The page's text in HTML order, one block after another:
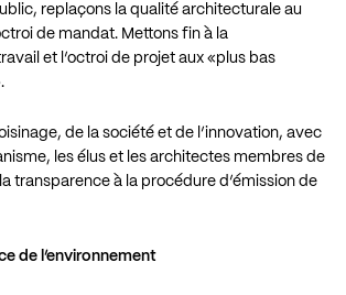
replaçons la qualité architecturale au
de mandat. Mettons fin à la
et l’octroi de projet aux «plus bas
de la société et de l’innovation, avec
les élus et les architectes membres de
transparence à la procédure d’émission de
de l’environnement